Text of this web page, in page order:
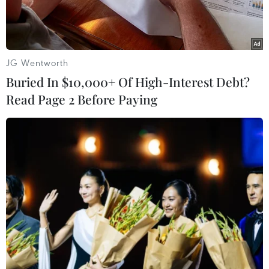
2,5%.
Đồng tiền mệnh giá 100USD. (Ảnh: AFP/TTXVN)
Theo phóng viên TTXVN tại Washington, trong
bối cảnh cuộc chiến thương mại Mỹ-Trung leo
thang căng thẳng, Ngân hàng Dự trữ Liên bang
Mỹ (Fed) ngày 19/6 đã quyết định giữ nguyên lãi
JG Wentworth
Buried In $10,000+ Of High-Interest Debt?
Read Page 2 Before Paying